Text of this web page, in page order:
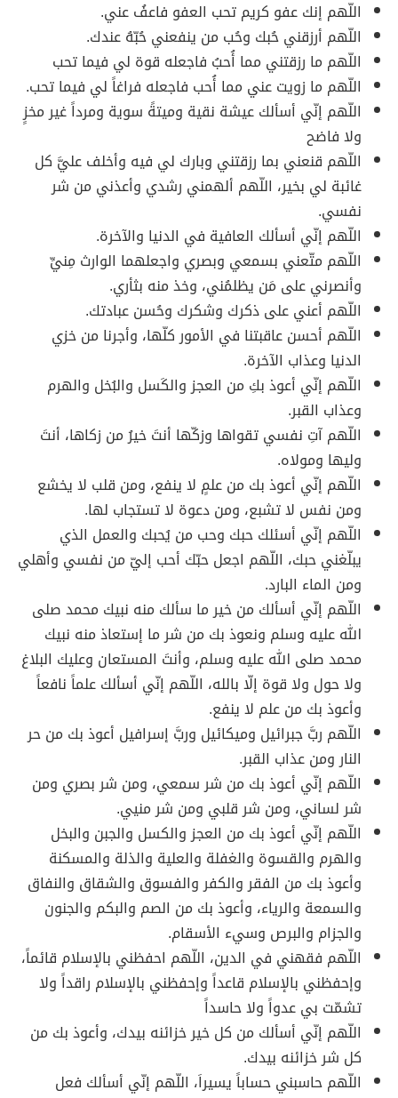
اللّهم إنك عفو كريم تحب العفو فاعفُ عني.
اللّهم أرزقني حُبك وحُب من ينفعني حُبّهُ عندك.
اللّهم ما رزقتني مما أُحبُ فاجعله قوة لي فيما تحب
اللّهم ما زويت عني مما أُحب فاجعله فراغاً لي فيما تحب.
اللّهم إنّي أسألك عيشة نقية وميتةً سوية ومرداً غير مخزٍ
ولا فاضح
اللّهم قنعني بما رزقتني وبارك لي فيه وأخلف عليَّ كل
غائبة لي بخير، اللّهم ألهمني رشدي وأعذني من شر
نفسي.
اللّهم إنّي أسألك العافية في الدنيا والآخرة.
اللّهم متّعني بسمعي وبصري واجعلهما الوارث مِنيِّ
وأنصرني على مَن يظلمُني، وخذ منه بثأري.
اللّهم أعني على ذكرك وشكرك وحُسن عبادتك.
اللّهم أحسن عاقبتنا في الأمور كلّها، وأجرنا من خزي
الدنيا وعذاب الآخرة.
اللّهم إنّي أعوذ بكِ من العجز والكَسل والبُخل والهرم
وعذاب القبر.
اللّهم آتِ نفسي تقواها وزكّها أنتَ خيرُ من زكاها، أنتَ
وليها ومولاه.
اللّهم إنّي أعوذ بك من علمٍ لا ينفع، ومن قلب لا يخشع
ومن نفس لا تشبع، ومن دعوة لا تستجاب لها.
اللّهم إنّي أسئلك حبك وحب من يُحبك والعمل الذي
يبلّغني حبك، اللّهم اجعل حبّك أحب إليّ من نفسي وأهلي
ومن الماء البارد.
اللّهم إنّي أسألك من خير ما سألك منه نبيك محمد صلى
الله عليه وسلم ونعوذ بك من شر ما إستعاذ منه نبيك
محمد صلى الله عليه وسلم، وأنتَ المستعان وعليك البلاغ
ولا حول ولا قوة إلّا بالله، اللّهم إنّي أسألك علماً نافعاً
وأعوذ بك من علم لا ينفع.
اللّهم ربَّ جبرائيل وميكائيل وربَّ إسرافيل أعوذ بك من حر
النار ومن عذاب القبر.
اللّهم إنّي أعوذ بك من شر سمعي، ومن شر بصري ومن
شر لساني، ومن شر قلبي ومن شر منيي.
اللّهم إنّي أعوذ بك من العجز والكسل والجبن والبخل
والهرم والقسوة والغفلة والعلية والذلة والمسكنة
وأعوذ بك من الفقر والكفر والفسوق والشقاق والنفاق
والسمعة والرياء، وأعوذ بك من الصم والبكم والجنون
والجزام والبرص وسيء الأسقام.
اللّهم فقهني في الدين، اللّهم احفظني بالإسلام قائماً،
وإحفظني بالإسلام قاعداً وإحفظني بالإسلام راقداً ولا
تشمّت بي عدواً ولا حاسداً
اللّهم إنّي أسألك من كل خير خزائنه بيدك، وأعوذ بك من
كل شر خزائنه بيدك.
اللّهم حاسبني حساباً يسيراَ، اللّهم إنّي أسألك فعل